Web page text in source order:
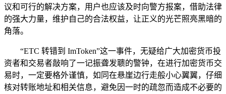
议和可行的解决方案，用户也应该及时向警方报案，借助法律
的强大力量，维护自己的合法权益，让正义的光芒照亮黑暗的
角落。
“ETC 转错到 ImToken”这一事件，无疑给广大加密货币投
资者和交易者敲响了一记振聋发聩的警钟，在进行加密货币交
易时，一定要格外谨慎，如同在悬崖边行走般小心翼翼，仔细
核对转账地址和相关信息，避免因一时的疏忽而造成不必要的